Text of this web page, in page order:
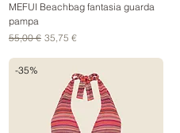
MEFUI Beachbag fantasia guarda
pampa
Prezzo regolare
55,00 € Prezzo scontato
35,75 €
-35%